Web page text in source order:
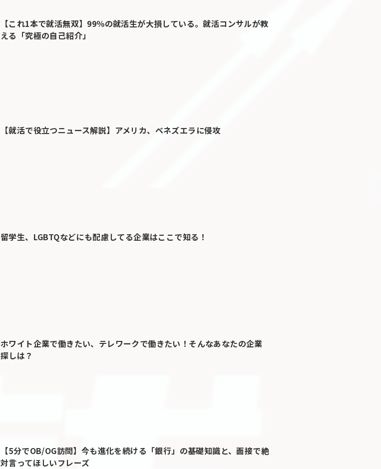
【これ1本で就活無双】99％の就活生が大損している。就活コンサルが教
える「究極の自己紹介」
【就活で役立つニュース解説】アメリカ、ベネズエラに侵攻
留学生、LGBTQなどにも配慮してる企業はここで知る！
ホワイト企業で働きたい、テレワークで働きたい！そんなあなたの企業
探しは？
【5分でOB/OG訪問】今も進化を続ける「銀行」の基礎知識と、面接で絶
対言ってほしいフレーズ